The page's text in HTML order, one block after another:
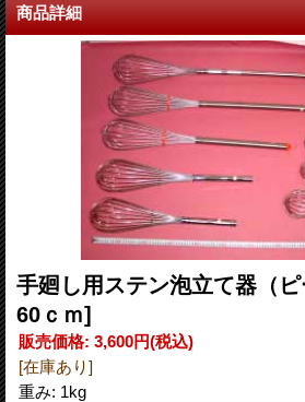
商品詳細
手廻し用ステン泡立て器（ピ
60ｃｍ]
販売価格: 3,600円(税込)
[在庫あり]
重み: 1kg